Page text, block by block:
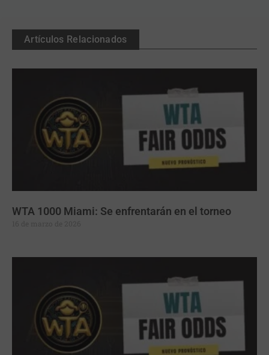
Artículos Relacionados
WTA 1000 Miami: Se enfrentarán en el torneo